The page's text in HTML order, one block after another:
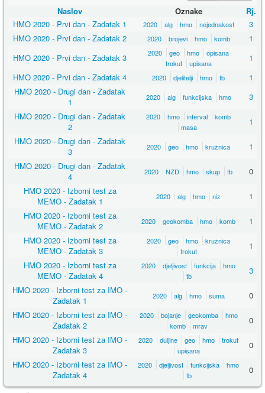
Naslov Oznake
Rj.
HMO 2020 - Prvi dan - Zadatak 1
2020 alg hmo nejednakost
3
HMO 2020 - Prvi dan - Zadatak 2
2020 brojevi hmo komb
1
HMO 2020 - Prvi dan - Zadatak 3
2020 geo hmo
opisana
trokut
upisana
1
HMO 2020 - Prvi dan - Zadatak 4
2020 djelitelji hmo tb
1
HMO 2020 - Drugi dan - Zadatak
1
2020 alg funkcijska hmo
3
HMO 2020 - Drugi dan - Zadatak
2
2020 hmo interval
komb
masa
1
HMO 2020 - Drugi dan - Zadatak
3
2020 geo hmo kružnica
1
HMO 2020 - Drugi dan - Zadatak
4
2020 NZD hmo skup tb
0
HMO 2020 - Izborni test za
MEMO - Zadatak 1
2020 alg hmo niz
1
HMO 2020 - Izborni test za
MEMO - Zadatak 2
2020 geokomba hmo komb
1
HMO 2020 - Izborni test za
MEMO - Zadatak 3
2020 geo hmo
kružnica
trokut
1
HMO 2020 - Izborni test za
MEMO - Zadatak 4
2020 djeljivost funkcija
hmo
tb
3
HMO 2020 - Izborni test za IMO -
Zadatak 1
2020 alg hmo suma
0
HMO 2020 - Izborni test za IMO -
Zadatak 2
2020 bojanje geokomba
hmo
komb
mrav
0
HMO 2020 - Izborni test za IMO -
Zadatak 3
2020 duljine geo hmo
trokut
upisana
0
HMO 2020 - Izborni test za IMO -
Zadatak 4
2020 djeljivost funkcijska
hmo
tb
0